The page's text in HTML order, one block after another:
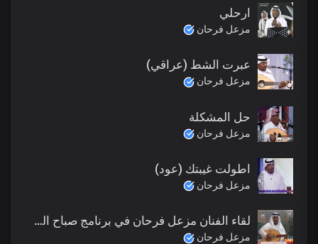
ارحلي
مزعل فرحان
عبرت الشط (عراقي)
مزعل فرحان
حل المشكلة
مزعل فرحان
اطولت غيبتك (عود)
مزعل فرحان
لقاء الفنان مزعل فرحان في برنامج صباح السعودية 2022 (اللقاء كامل)
مزعل فرحان